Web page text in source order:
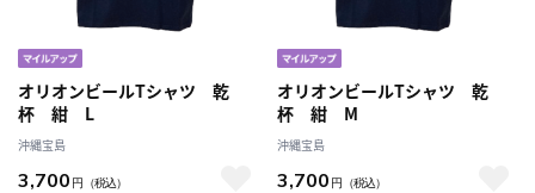
オリオンビールTシャツ 乾
杯 紺 L
沖縄宝島
3,700 円 （税込）
オリオンビールTシャツ 乾
杯 紺 M
沖縄宝島
3,700 円 （税込）